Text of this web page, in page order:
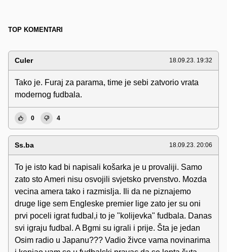
TOP KOMENTARI
Culer 18.09.23. 19:32
Tako je. Furaj za parama, time je sebi zatvorio vrata
modernog fudbala.
0 4
Ss.ba 18.09.23. 20:06
To je isto kad bi napisali košarka je u provaliji. Samo
zato sto Ameri nisu osvojili svjetsko prvenstvo. Mozda
vecina amera tako i razmislja. Ili da ne piznajemo
druge lige sem Engleske premier lige zato jer su oni
prvi poceli igrat fudbal,i to je "kolijevka" fudbala. Danas
svi igraju fudbal. A Bgmi su igrali i prije. Šta je jedan
Osim radio u Japanu??? Vadio živce vama novinarima